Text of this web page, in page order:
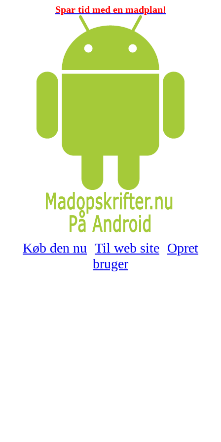
Spar tid med en madplan!
Køb den nu Til web site Opret
bruger